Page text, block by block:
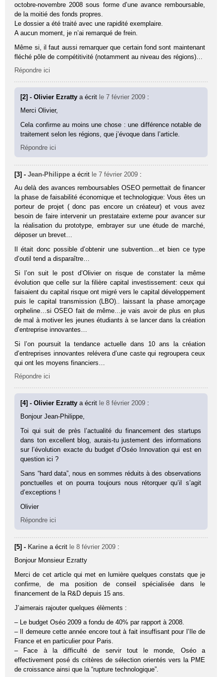
octobre-novembre 2008 sous forme d’une avance remboursable,
de la moitié des fonds propres.
Le dossier a été traité avec une rapidité exemplaire.
A aucun moment, je n’ai remarqué de frein.
Même si, il faut aussi remarquer que certain fond sont maintenant
fléché pôle de compétitivité (notamment au niveau des régions)…
Répondre ici
[2] - Olivier Ezrattya écrit le 7 février 2009 :
Merci Olivier,
Cela confirme au moins une chose : une différence notable de
traitement selon les régions, que j’évoque dans l’article.
Répondre ici
[3] -Jean-Philippe a écrit le 7 février 2009 :
Au delà des avances remboursables OSEO permettait de financer
la phase de faisabilité économique et technologique: Vous êtes un
porteur de projet ( donc pas encore un créateur) et vous avez
besoin de faire intervenir un prestataire externe pour avancer sur
la réalisation du prototype, embrayer sur une étude de marché,
déposer un brevet…
Il était donc possible d’obtenir une subvention…et bien ce type
d’outil tend a disparaître…
Si l’on suit le post d’Olivier on risque de constater la même
évolution que celle sur la filière capital investissement: ceux qui
faisaient du capital risque ont migré vers le capital développement
puis le capital transmission (LBO).. laissant la phase amorçage
orpheline…si OSEO fait de même…je vais avoir de plus en plus
de mal à motiver les jeunes étudiants à se lancer dans la création
d’entreprise innovantes…
Si l’on poursuit la tendance actuelle dans 10 ans la création
d’entreprises innovantes relévera d’une caste qui regroupera ceux
qui ont les moyens financiers…
Répondre ici
[4] - Olivier Ezrattya écrit le 8 février 2009 :
Bonjour Jean-Philippe,
Toi qui suit de près l’actualité du financement des startups
dans ton excellent blog, aurais-tu justement des informations
sur l’évolution exacte du budget d’Oséo Innovation qui est en
question ici ?
Sans “hard data”, nous en sommes réduits à des observations
ponctuelles et on pourra toujours nous rétorquer qu’il s’agit
d’exceptions !
Olivier
Répondre ici
[5] - Karine a écrit le 8 février 2009 :
Bonjour Monsieur Ezratty
Merci de cet article qui met en lumière quelques constats que je
confirme, de ma position de conseil spécialisée dans le
financement de la R&D depuis 15 ans.
J’aimerais rajouter quelques élèments :
– Le budget Oséo 2009 a fondu de 40% par rapport à 2008.
– Il demeure cette année encore tout à fait insuffisant pour l’Ile de
France et en particulier pour Paris.
– Face à la difficulté de servir tout le monde, Oséo a
effectivement posé ds critères de sélection orientés vers la PME
de croissance ainsi que la “rupture technologique”.